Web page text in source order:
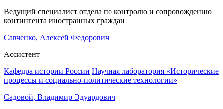
Ведущий специалист отдела по контролю и сопровождению
контингента иностранных граждан
Савченко, Алексей Федорович
Ассистент
Кафедра истории России Научная лаборатория «Исторические
процессы и социально-политические технологии»
Садовой, Владимир Эдуардович